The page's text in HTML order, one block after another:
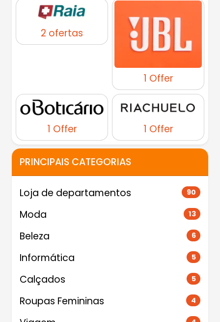
2 ofertas
1 Offer
1 Offer 1 Offer
PRINCIPAIS CATEGORIAS
Loja de departamentos 90
Moda 13
Beleza 6
Informática 5
Calçados 5
Roupas Femininas 4